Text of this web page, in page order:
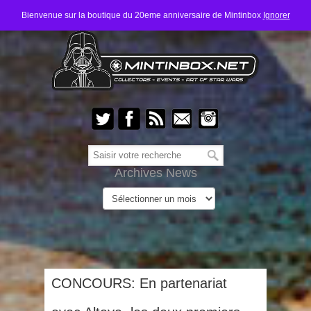
Bienvenue sur la boutique du 20eme anniversaire de Mintinbox Ignorer
Archives News
CONCOURS: En partenariat